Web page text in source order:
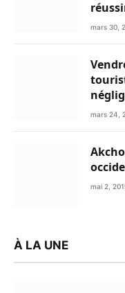
mars 30,
mars 24,
mai 2,
À LA UNE